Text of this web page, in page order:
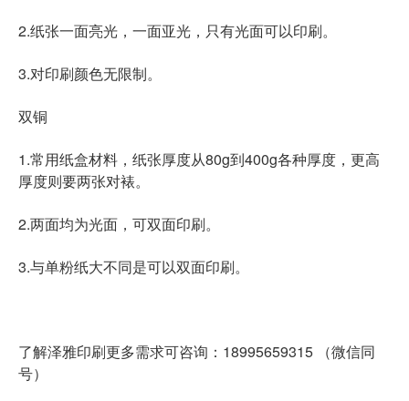
2.纸张一面亮光，一面亚光，只有光面可以印刷。
3.对印刷颜色无限制。
双铜
1.常用纸盒材料，纸张厚度从80g到400g各种厚度，更高
厚度则要两张对裱。
2.两面均为光面，可双面印刷。
3.与单粉纸大不同是可以双面印刷。
了解泽雅印刷更多需求可咨询：18995659315 （微信同
号）